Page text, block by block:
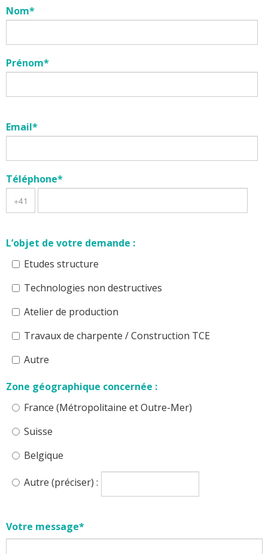
Nom*
Prénom*
Email*
Téléphone*
L’objet de votre demande :
Etudes structure
Technologies non destructives
Atelier de production
Travaux de charpente / Construction TCE
Autre
Zone géographique concernée :
France (Métropolitaine et Outre-Mer)
Suisse
Belgique
Autre (préciser) :
Votre message*